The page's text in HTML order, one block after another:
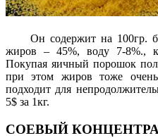
Он содержит на 100гр.
жиров – 45%, воду 7-8%.,
Покупая яичный порошок
при этом жиров тоже
подходит для
5$ за 1кг.
СОЕВЫЙ